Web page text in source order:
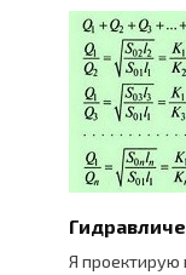
Я проектирую